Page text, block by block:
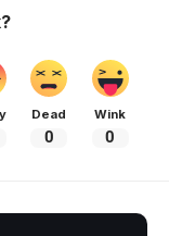
Dead
0
Wink
0